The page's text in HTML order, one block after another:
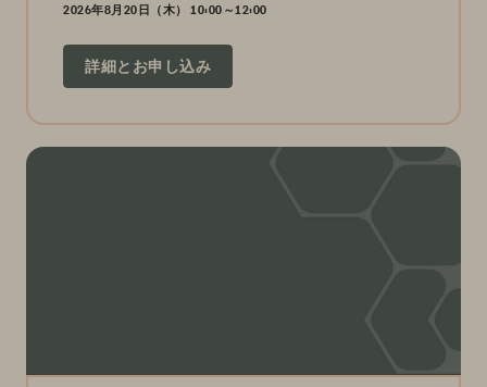
2026年8月20日（木） 10:00～12:00
詳細とお申し込み